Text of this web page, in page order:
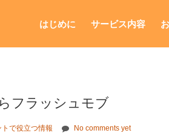
はじめに サービス内容
フラッシュモブ
で役立つ情報 No comments yet